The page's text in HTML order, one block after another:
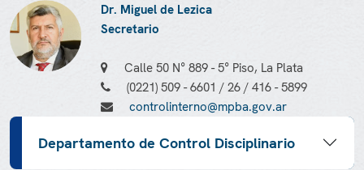
Dr. Miguel de Lezica
Secretario
Calle 50 N° 889 - 5° Piso, La Plata
(0221) 509 - 6601 / 26 / 416 - 5899
controlinterno@mpba.gov.ar
Departamento de Control Disciplinario